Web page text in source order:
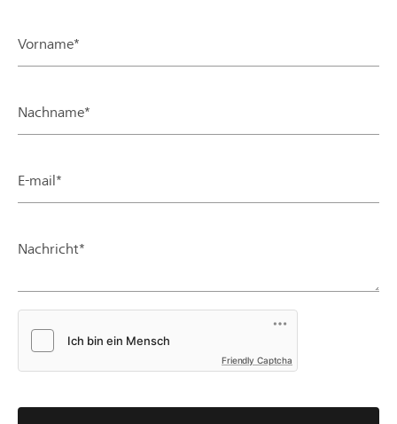
Vorname*
Nachname*
E-mail*
Nachricht*
Friendly Captcha